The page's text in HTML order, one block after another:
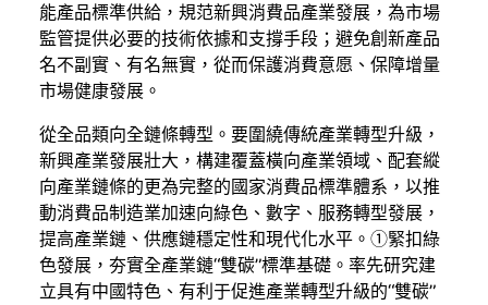
能產品標準供給，規范新興消費品產業發展，為市場
監管提供必要的技術依據和支撐手段；避免創新產品
名不副實、有名無實，從而保護消費意愿、保障增量
市場健康發展。
從全品類向全鏈條轉型。要圍繞傳統產業轉型升級，
新興產業發展壯大，構建覆蓋橫向產業領域、配套縱
向產業鏈條的更為完整的國家消費品標準體系，以推
動消費品制造業加速向綠色、數字、服務轉型發展，
提高產業鏈、供應鏈穩定性和現代化水平。①緊扣綠
色發展，夯實全產業鏈“雙碳”標準基礎。率先研究建
立具有中國特色、有利于促進產業轉型升級的“雙碳”